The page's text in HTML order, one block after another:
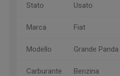
Stato Usato
Marca Fiat
Modello Grande Panda
Carburante Benzina